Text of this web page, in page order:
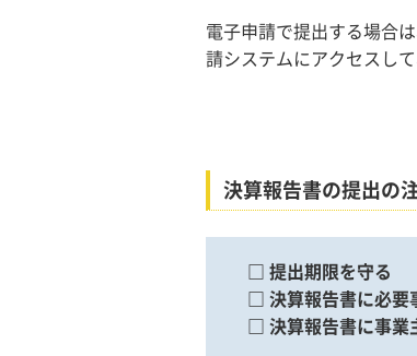
電子申請で提出する場合
請システムにアクセスし
決算報告書の提出の
□ 提出期限を守る
□ 決算報告書に必要
□ 決算報告書に事業